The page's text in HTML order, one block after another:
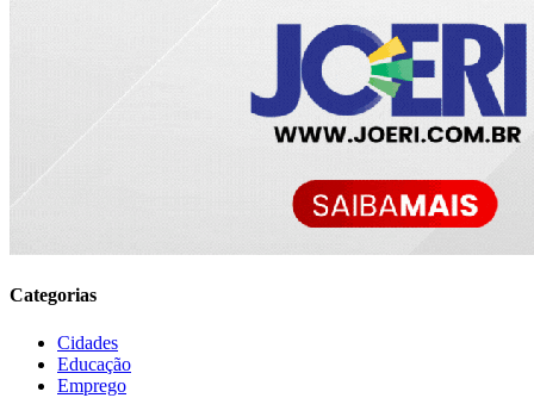
Categorias
Cidades
Educação
Emprego